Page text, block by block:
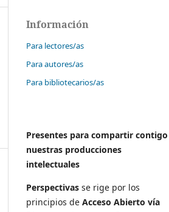
Información
Para lectores/as
Para autores/as
Para bibliotecarios/as
Presentes para compartir contigo
nuestras producciones
intelectuales
Perspectivas se rige por los
principios de Acceso Abierto vía